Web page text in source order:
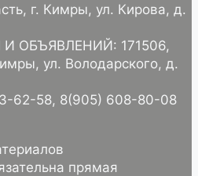
г. Кимры, ул. Кирова, д.
ОБЪЯВЛЕНИЙ: 171506,
ул. Володарского, д.
62-58, 8(905) 608-80-08
прямая